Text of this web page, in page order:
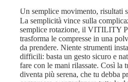
Un semplice movimento, risultati
La semplicità vince sulla
semplice rotazione, il VITILITY
trasforma le compresse in una
da prendere. Niente strumenti
difficili: basta un gesto sicuro e
fare con le mani rilassate. Così la
diventa più serena, che tu debba